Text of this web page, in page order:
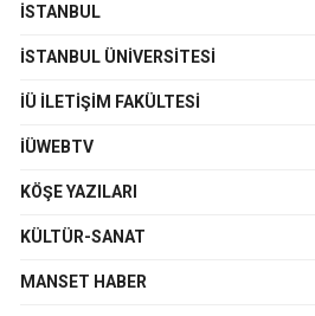
İSTANBUL
İSTANBUL ÜNIVERSITESI
İÜ İLETIŞIM FAKÜLTESI
İÜWEBTV
KÖŞE YAZILARI
KÜLTÜR-SANAT
MANSET HABER